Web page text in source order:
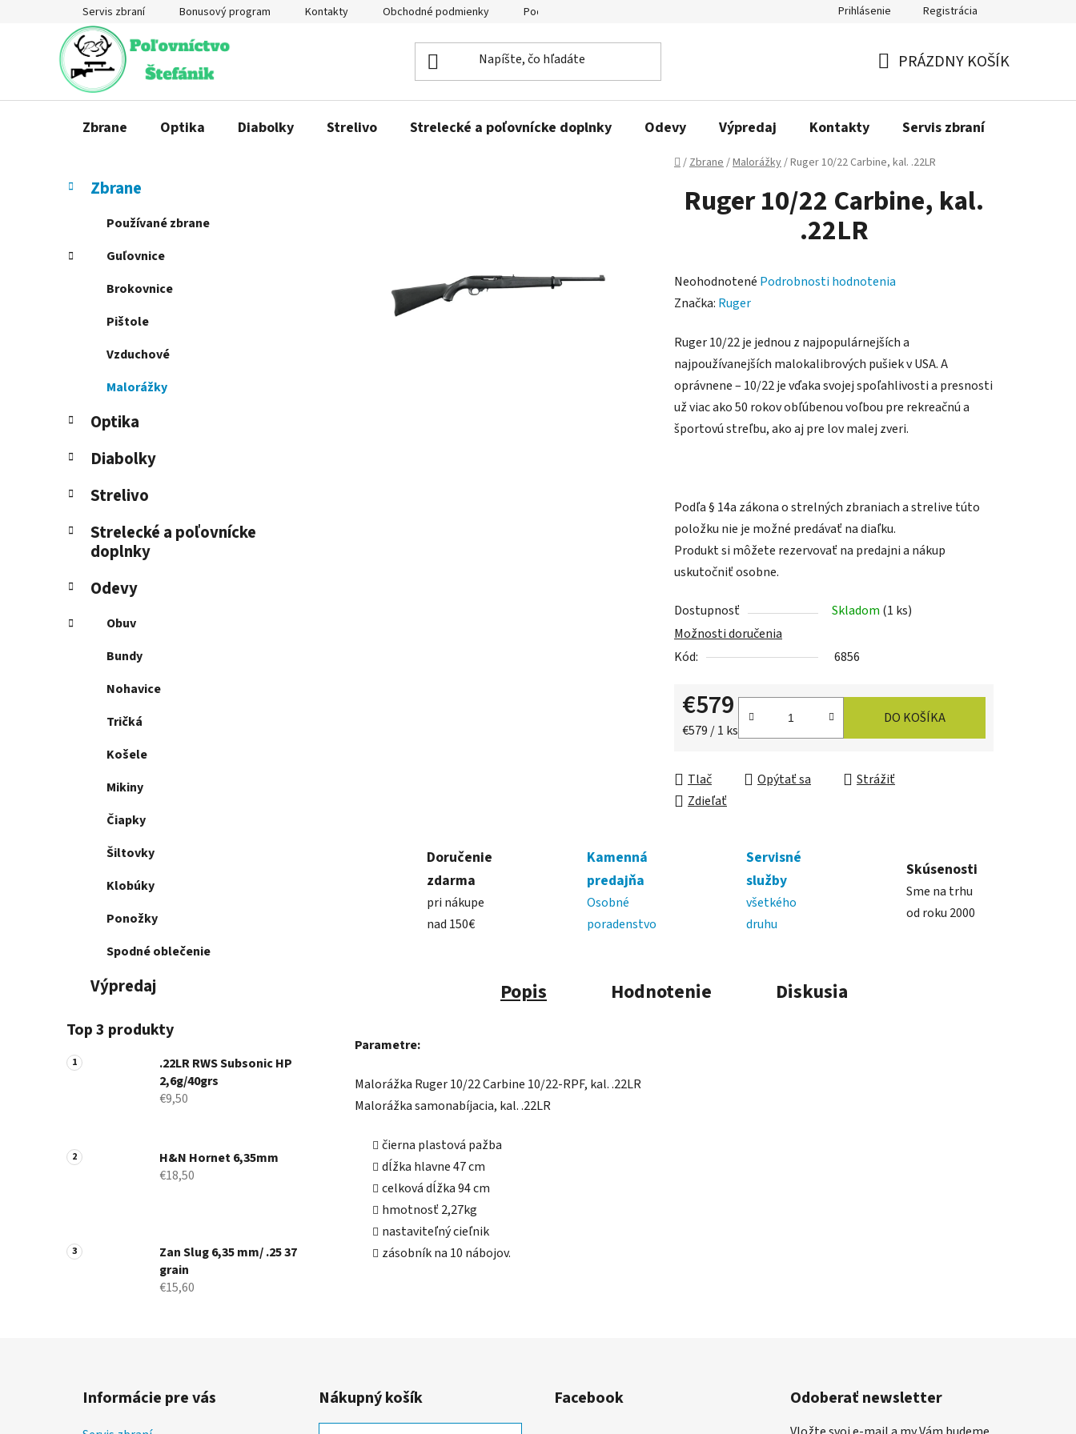
Servis zbraní Bonusový program Kontakty Obchodné podmienky Podmienky ochrany osobných údajov Prihlásenie Registrácia
KOŠÍK
PRÁZDNY KOŠÍK
Zbrane Optika Diabolky Strelivo Strelecké a poľovnícke doplnky Odevy Výpredaj Kontakty Servis zbraní
Domov
/Zbrane/Malorážky/Ruger 10/22 Carbine, kal. .22LR
B
ý
Preskočiť
kategórie
K
a
g
ó
Zbrane
Používané zbrane
Guľovnice
Brokovnice
Pištole
Vzduchové
Malorážky
Optika
Diabolky
Strelivo
Strelecké a poľovnícke
doplnky
Odevy
Obuv
Bundy
Nohavice
Tričká
Košele
Mikiny
Čiapky
Šiltovky
Klobúky
Ponožky
Spodné oblečenie
Výpredaj
Top 3 produkty
.22LR RWS Subsonic HP
2,6g/40grs
€9,50
H&N Hornet 6,35mm
€18,50
Zan Slug 6,35 mm/ .25 37
grain
€15,60
Ruger 10/22 Carbine, kal.
.22LR
Priemerné
hodnotenie
je
0,0
z
5
hviezdičiek.
Neohodnotené Podrobnosti hodnotenia
Značka: Ruger
Ruger 10/22 je jednou z najpopulárnejších a
najpoužívanejších malokalibrových pušiek v USA. A
oprávnene – 10/22 je vďaka svojej spoľahlivosti a presnosti
už viac ako 50 rokov obľúbenou voľbou pre rekreačnú a
športovú streľbu, ako aj pre lov malej zveri.
Podľa § 14a zákona o strelných zbraniach a strelive túto
položku nie je možné predávať na diaľku.
Produkt si môžete rezervovať na predajni a nákup
uskutočniť osobne.
Dostupnosť Skladom (1 ks)
Možnosti doručenia
Kód:
6856
€579
Jednotková cena:
€579 / 1 ks
DO KOŠÍKA
Tlač Opýtať sa
Strážiť
Zdieľať
Doručenie
zdarma
pri nákupe
nad 150€
Kamenná
predajňa
Osobné
poradenstvo
Servisné
služby
všetkého
druhu
Skúsenosti
Sme na trhu
od roku 2000
Popis Hodnotenie Diskusia
Parametre:
Malorážka Ruger 10/22 Carbine 10/22-RPF, kal. .22LR
Malorážka samonabíjacia, kal. .22LR
čierna plastová pažba
dĺžka hlavne 47 cm
celková dĺžka 94 cm
hmotnosť 2,27kg
nastaviteľný cieľnik
zásobník na 10 nábojov.
Informácie pre vás Nákupný košík Facebook Odoberať newsletter